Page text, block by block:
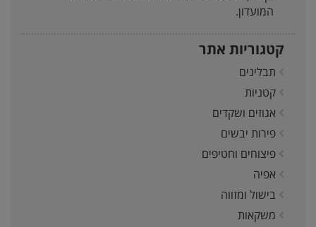
המועדון.
קטגוריות אתר
תבלינים
קטניות
אגוזים ושקדים
פירות יבשים
פיצוחים וחטיפים
אפיה
בישול ומזווה
משקאות